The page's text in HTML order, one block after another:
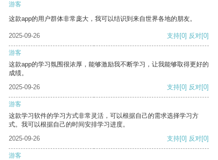
游客
这款app的用户群体非常庞大，我可以结识到来自世界各地的朋友。
2025-09-26 支持[0] 反对[0]
游客
这款app的学习氛围很浓厚，能够激励我不断学习，让我能够取得更好的
成绩。
2025-09-26
支持[0] 反对[0]
游客
这款学习软件的学习方式非常灵活，可以根据自己的需求选择学习方
式。我可以根据自己的时间安排学习进度。
2025-09-26
支持[0] 反对[0]
游客